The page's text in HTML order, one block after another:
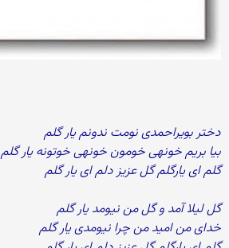
دختر بویراحمدی نومت ندونم یار گلم
بیا بریم خونه­ی خومون خونه­ی خوتونه یار گلم
گلم ای یارگلم گل عزیز دلم ای یار گلم
گل لیلا آمد و گل من نیومد یار گلم
خدای من امید من چرا نیومدی یار گلم